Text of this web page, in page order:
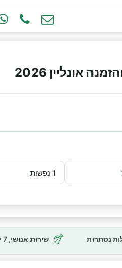
2026
נסתרות שירות אנושי, 7 ימים בשבוע